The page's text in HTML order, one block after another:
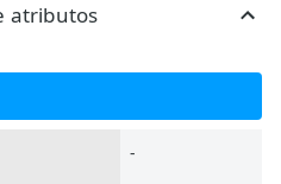
atributos
-